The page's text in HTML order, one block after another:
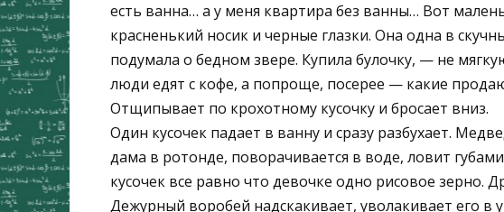
есть ванна… а у меня квартира без ванны… Вот
красненький носик и черные глазки. Она одна в
подумала о бедном звере. Купила булочку, — не
люди едят с кофе, а попроще, посерее — какие
Отщипывает по крохотному кусочку и бросает вниз.
Один кусочек падает в ванну и сразу разбухает.
дама в ротонде, поворачивается в воде, ловит
кусочек все равно что девочке одно рисовое зерно.
Дежурный воробей надскакивает, уволакивает его в